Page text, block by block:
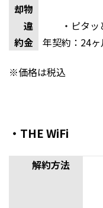
却物
違
約金
・ピタッ
年契約：24
※価格は税込
・THE WiFi
解約方法